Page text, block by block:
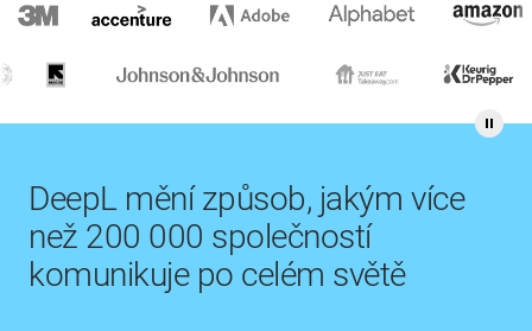
DeepL mění způsob, jakým více
než 200 000 společností
komunikuje po celém světě